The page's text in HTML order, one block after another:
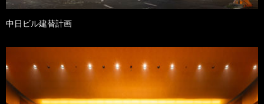
中日ビル建替計画